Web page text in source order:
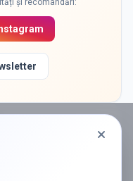
și recomandări: